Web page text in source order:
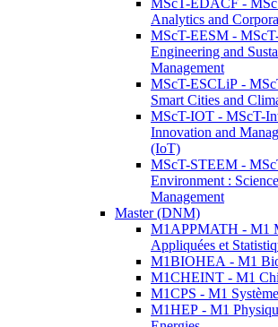
MScT-EDACF -
Analytics and
MScT-EESM -
Engineering and
Management
MScT-ESCLiP -
Smart Cities and
MScT-IOT - MScT-
Innovation and
(IoT)
MScT-STEEM -
Environment :
Management
Master (DNM)
M1APPMATH - M1
Appliquées et
M1BIOHEA - M1
M1CHEINT - M1
M1CPS - M1
M1HEP - M1